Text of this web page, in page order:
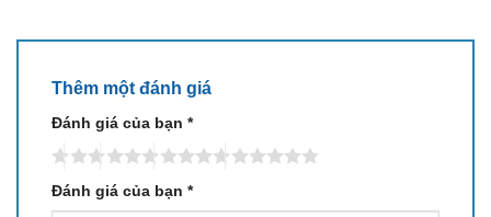
📞 Đặt hàng nhanh chóng:
– Gọi/Zalo: 0973.611.050
– Hoặc inbox fanpageXLAP.VNđể được báo giá tốt
nhất hôm nay!
Thêm một đánh giá
Đánh giá của bạn *
Đánh giá của bạn *